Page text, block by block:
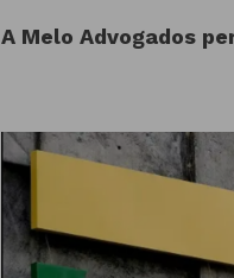
A Melo Advogados